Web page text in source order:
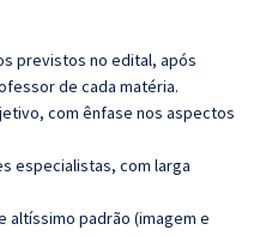
previstos no edital, após
de cada matéria.
com ênfase nos aspectos
especialistas, com larga
altíssimo padrão (imagem e